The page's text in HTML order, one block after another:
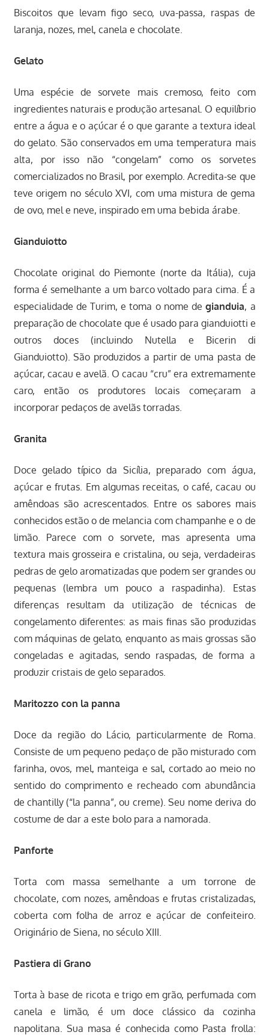
Biscoitos que levam figo seco, uva-passa, raspas de
laranja, nozes, mel, canela e chocolate.
Gelato
Uma espécie de sorvete mais cremoso, feito com
ingredientes naturais e produção artesanal. O equilíbrio
entre a água e o açúcar é o que garante a textura ideal
do gelato. São conservados em uma temperatura mais
alta, por isso não “congelam” como os sorvetes
comercializados no Brasil, por exemplo. Acredita-se que
teve origem no século XVI, com uma mistura de gema
de ovo, mel e neve, inspirado em uma bebida árabe.
Gianduiotto
Chocolate original do Piemonte (norte da Itália), cuja
forma é semelhante a um barco voltado para cima. É a
especialidade de Turim, e toma o nome degianduia, a
preparação de chocolate que é usado para gianduiotti e
outros doces (incluindo Nutella e Bicerin di
Gianduiotto). São produzidos a partir de uma pasta de
açúcar, cacau e avelã. O cacau “cru” era extremamente
caro, então os produtores locais começaram a
incorporar pedaços de avelãs torradas.
Granita
Doce gelado típico da Sicília, preparado com água,
açúcar e frutas. Em algumas receitas, o café, cacau ou
amêndoas são acrescentados. Entre os sabores mais
conhecidos estão o de melancia com champanhe e o de
limão. Parece com o sorvete, mas apresenta uma
textura mais grosseira e cristalina, ou seja, verdadeiras
pedras de gelo aromatizadas que podem ser grandes ou
pequenas (lembra um pouco a raspadinha). Estas
diferenças resultam da utilização de técnicas de
congelamento diferentes: as mais finas são produzidas
com máquinas de gelato, enquanto as mais grossas são
congeladas e agitadas, sendo raspadas, de forma a
produzir cristais de gelo separados.
Maritozzo con la panna
Doce da região do Lácio, particularmente de Roma.
Consiste de um pequeno pedaço de pão misturado com
farinha, ovos, mel, manteiga e sal, cortado ao meio no
sentido do comprimento e recheado com abundância
de chantilly (“la panna”, ou creme). Seu nome deriva do
costume de dar a este bolo para a namorada.
Panforte
Torta com massa semelhante a um torrone de
chocolate, com nozes, amêndoas e frutas cristalizadas,
coberta com folha de arroz e açúcar de confeiteiro.
Originário de Siena, no século XIII.
Pastiera di Grano
Torta à base de ricota e trigo em grão, perfumada com
canela e limão, é um doce clássico da cozinha
napolitana. Sua masa é conhecida como Pasta frolla: